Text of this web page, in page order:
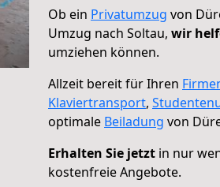
Ob ein Privatumzug von
Umzug nach Soltau, wir
umziehen können.
Allzeit bereit für Ihren
Klaviertransport,
optimale Beiladung von
Erhalten Sie jetzt in nur
kostenfreie Angebote.